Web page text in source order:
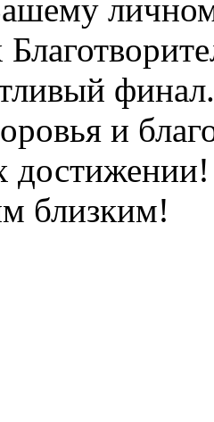
финал.
и
близким!